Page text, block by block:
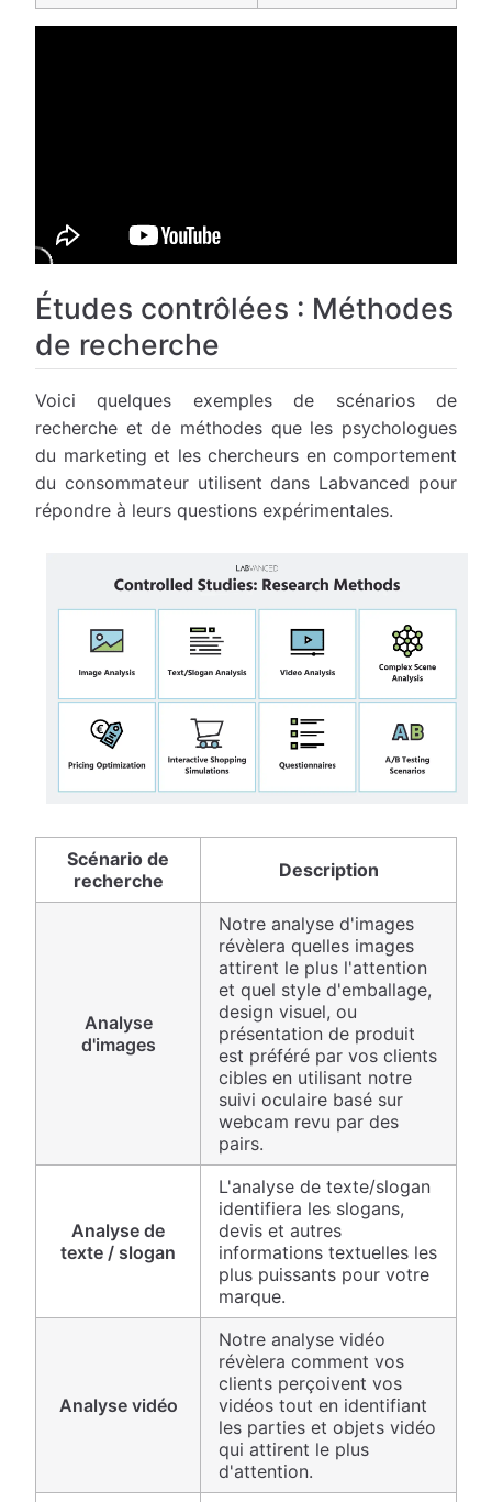
Études contrôlées : Méthodes
de recherche
Voici quelques exemples de scénarios de
recherche et de méthodes que les psychologues
du marketing et les chercheurs en comportement
du consommateur utilisent dans Labvanced pour
répondre à leurs questions expérimentales.
Scénario de
recherche
Description
Analyse
d'images
Notre analyse d'images
révèlera quelles images
attirent le plus l'attention
et quel style d'emballage,
design visuel, ou
présentation de produit
est préféré par vos clients
cibles en utilisant notre
suivi oculaire basé sur
webcam revu par des
pairs.
Analyse de
texte / slogan
L'analyse de texte/slogan
identifiera les slogans,
devis et autres
informations textuelles les
plus puissants pour votre
marque.
Analyse vidéo
Notre analyse vidéo
révèlera comment vos
clients perçoivent vos
vidéos tout en identifiant
les parties et objets vidéo
qui attirent le plus
d'attention.